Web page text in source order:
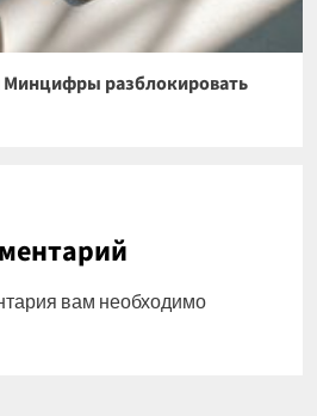
Минцифры разблокировать
вам необходимо